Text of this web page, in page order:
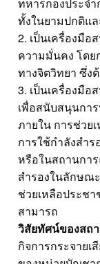
ทั้งในยามปกติแ
2. เป็นเครื่องมื
ความมั่นคง โด
ทางจิตวิทยา ซึ่ง
3. เป็นเครื่องมือ
เพื่อสนับสนุนกา
ภายใน การช่วย
การใช้กำลังสำ
หรือในสถานกา
สำรองในลักษณ
ช่วยเหลือประช
สามารถ
วิสัยทัศน์ของสถ
กิจการกระจายเ